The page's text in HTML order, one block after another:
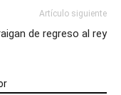
Artículo siguiente
de regreso al rey